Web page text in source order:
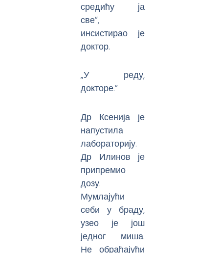
средићу ја
све”,
инсистирао је
доктор.
„У реду,
докторе.”
Др Ксенија је
напустила
лабораторију.
Др Илинов је
припремио
дозу.
Мумлајући
себи у браду,
узео је још
једног миша.
Не обраћајући